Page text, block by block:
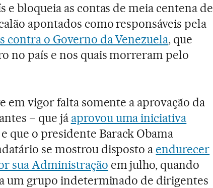
e bloqueia as contas de meia centena de
apontados como responsáveis pela
contra o Governo da Venezuela, que
no país e nos quais morreram pelo
em vigor falta somente a aprovação da
– que já aprovou uma iniciativa
que o presidente Barack Obama
se mostrou disposto a endurecer
sua Administração em julho, quando
um grupo indeterminado de dirigentes